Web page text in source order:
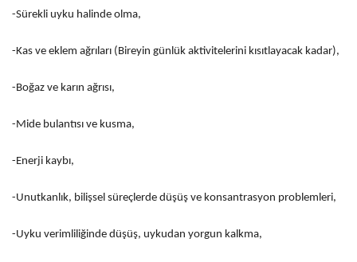
-Sürekli uyku halinde olma,
-Kas ve eklem ağrıları (Bireyin günlük aktivitelerini kısıtlayacak kadar),
-Boğaz ve karın ağrısı,
-Mide bulantısı ve kusma,
-Enerji kaybı,
-Unutkanlık, bilişsel süreçlerde düşüş ve konsantrasyon problemleri,
-Uyku verimliliğinde düşüş, uykudan yorgun kalkma,